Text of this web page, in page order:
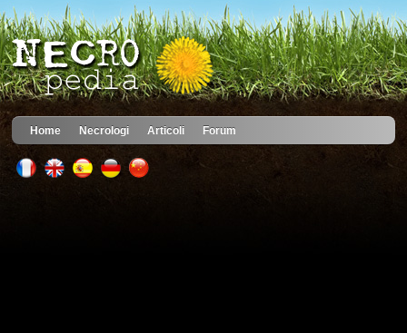
Home Necrologi Articoli Forum